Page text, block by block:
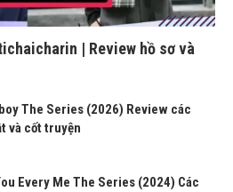
| Review hồ sơ và
The Series (2026) Review các
và cốt truyện
Every Me The Series (2024) Các